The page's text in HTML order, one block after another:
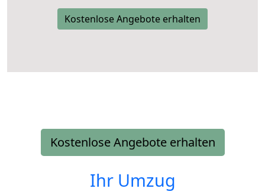
Kostenlose Angebote erhalten
Kostenlose Angebote erhalten
Ihr Umzug